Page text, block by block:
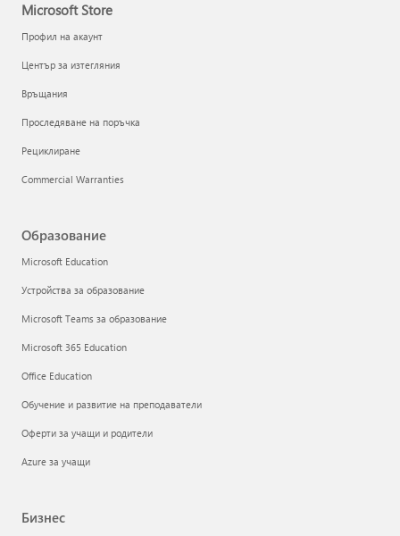
Microsoft Store
Профил на акаунт
Център за изтегляния
Връщания
Проследяване на поръчка
Рециклиране
Commercial Warranties
Образование
Microsoft Education
Устройства за образование
Microsoft Teams за образование
Microsoft 365 Education
Office Education
Обучение и развитие на преподаватели
Оферти за учащи и родители
Azure за учащи
Бизнес